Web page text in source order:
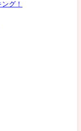
グ！